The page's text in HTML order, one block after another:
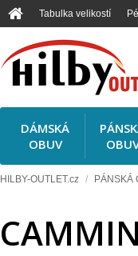
Tabulka velikostí
DÁMSKÁ
OBUV
HILBY-OUTLET.cz / PÁNSKÁ